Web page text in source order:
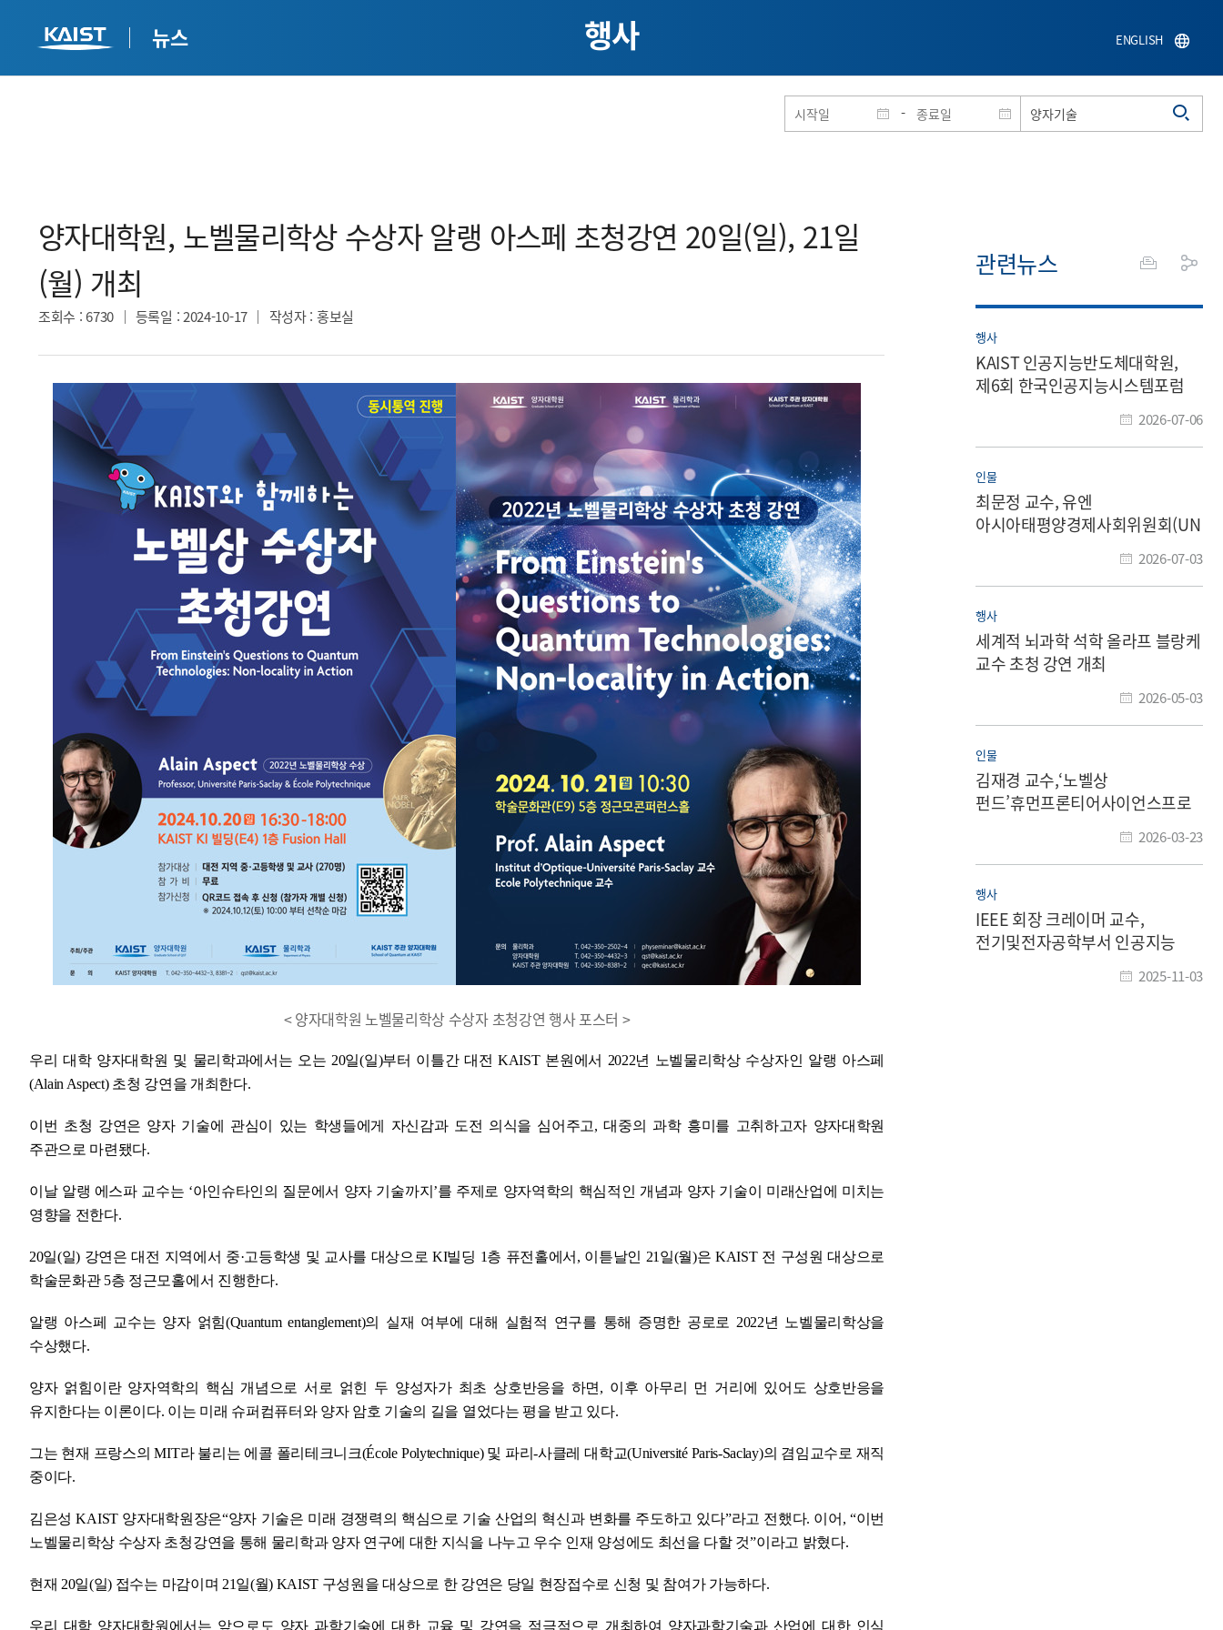
뉴스
홈페이지 통합검색
-
ENGLISH
행사
양자대학원, 노벨물리학상 수상자 알랭 아스페 초청강연 20일(일), 21일
(월) 개최​​
조회수 : 6730 등록일 : 2024-10-17 작성자: 홍보실
< 양자대학원 노벨물리학상 수상자 초청강연 행사 포스터 >
우리 대학 양자대학원 및 물리학과에서는 오는 20일(일)부터 이틀간 대전 KAIST 본원에서 2022년 노벨물리학상 수상자인 알랭 아스페
(Alain Aspect) 초청 강연을 개최한다.
이번 초청 강연은 양자 기술에 관심이 있는 학생들에게 자신감과 도전 의식을 심어주고, 대중의 과학 흥미를 고취하고자 양자대학원
주관으로 마련됐다.
이날 알랭 에스파 교수는 ‘아인슈타인의 질문에서 양자 기술까지’를 주제로 양자역학의 핵심적인 개념과 양자 기술이 미래산업에 미치는
영향을 전한다.
20일(일) 강연은 대전 지역에서 중·고등학생 및 교사를 대상으로 KI빌딩 1층 퓨전홀에서, 이튿날인 21일(월)은 KAIST 전 구성원 대상으로
학술문화관 5층 정근모홀에서 진행한다.
알랭 아스페 교수는 양자 얽힘(Quantum entanglement)의 실재 여부에 대해 실험적 연구를 통해 증명한 공로로 2022년 노벨물리학상을
수상했다.
양자 얽힘이란 양자역학의 핵심 개념으로 서로 얽힌 두 양성자가 최초 상호반응을 하면, 이후 아무리 먼 거리에 있어도 상호반응을
유지한다는 이론이다. 이는 미래 슈퍼컴퓨터와 양자 암호 기술의 길을 열었다는 평을 받고 있다.
그는 현재 프랑스의 MIT라 불리는 에콜 폴리테크니크(École Polytechnique) 및 파리-사클레 대학교(Université Paris-Saclay)의 겸임교수로 재직
중이다.
김은성 KAIST 양자대학원장은“양자 기술은 미래 경쟁력의 핵심으로 기술 산업의 혁신과 변화를 주도하고 있다”라고 전했다. 이어, “이번
노벨물리학상 수상자 초청강연을 통해 물리학과 양자 연구에 대한 지식을 나누고 우수 인재 양성에도 최선을 다할 것”이라고 밝혔다.
현재 20일(일) 접수는 마감이며 21일(월) KAIST 구성원을 대상으로 한 강연은 당일 현장접수로 신청 및 참여가 가능하다.
우리 대학 양자대학원에서는 앞으로도 양자 과학기술에 대한 교육 및 강연을 적극적으로 개최하여 양자과학기술과 산업에 대한 인식
관련뉴스
행사
KAIST 인공지능반도체대학원,
제6회 한국인공지능시스템포럼
2026-07-06
인물
최문정 교수, 유엔
아시아태평양경제사회위원회(UN
2026-07-03
행사
세계적 뇌과학 석학 올라프 블랑케
교수 초청 강연 개최
2026-05-03
인물
김재경 교수,‘노벨상
펀드’휴먼프론티어사이언스프로
2026-03-23
행사
IEEE 회장 크레이머 교수,
전기및전자공학부서 인공지능
2025-11-03